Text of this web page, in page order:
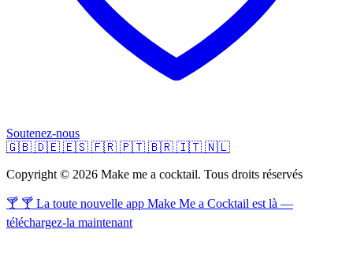
Soutenez-nous
🇬🇧 🇩🇪 🇪🇸 🇫🇷 🇵🇹 🇧🇷 🇮🇹 🇳🇱
Copyright © 2026 Make me a cocktail. Tous droits réservés
🍸 🍸 La toute nouvelle app Make Me a Cocktail est là —
téléchargez-la maintenant